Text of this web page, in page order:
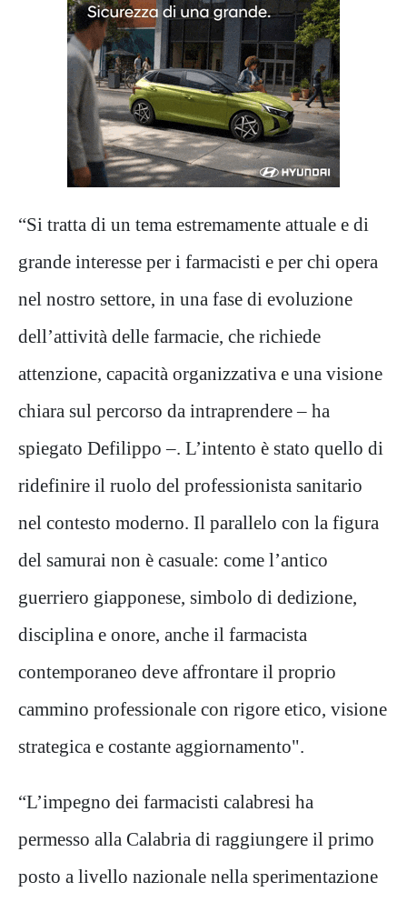
“Si tratta di un tema estremamente attuale e di
grande interesse per i farmacisti e per chi opera
nel nostro settore, in una fase di evoluzione
dell’attività delle farmacie, che richiede
attenzione, capacità organizzativa e una visione
chiara sul percorso da intraprendere – ha
spiegato Defilippo –. L’intento è stato quello di
ridefinire il ruolo del professionista sanitario
nel contesto moderno. Il parallelo con la figura
del samurai non è casuale: come l’antico
guerriero giapponese, simbolo di dedizione,
disciplina e onore, anche il farmacista
contemporaneo deve affrontare il proprio
cammino professionale con rigore etico, visione
strategica e costante aggiornamento".
“L’impegno dei farmacisti calabresi ha
permesso alla Calabria di raggiungere il primo
posto a livello nazionale nella sperimentazione